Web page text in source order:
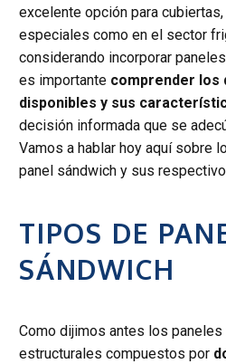
excelente opción para
especiales como en el sector
considerando incorporar
es importante comprender
disponibles y sus
decisión informada que se
Vamos a hablar hoy aquí sobre
panel sándwich y sus
TIPOS DE
SÁNDWICH
Como dijimos antes los
estructurales compuestos por